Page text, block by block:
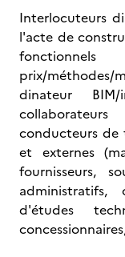
Interlocuteurs
l'acte de
prix/méthodes/
dinateur BIM/
conducteurs de
et externes
fournisseurs,
administratifs,
d'études